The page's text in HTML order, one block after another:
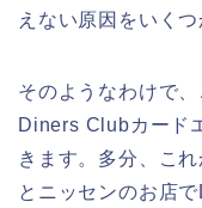
えない原因をいく
そのようなわけで
Diners Clubカード
きます。多分、こ
とニッセンのお店